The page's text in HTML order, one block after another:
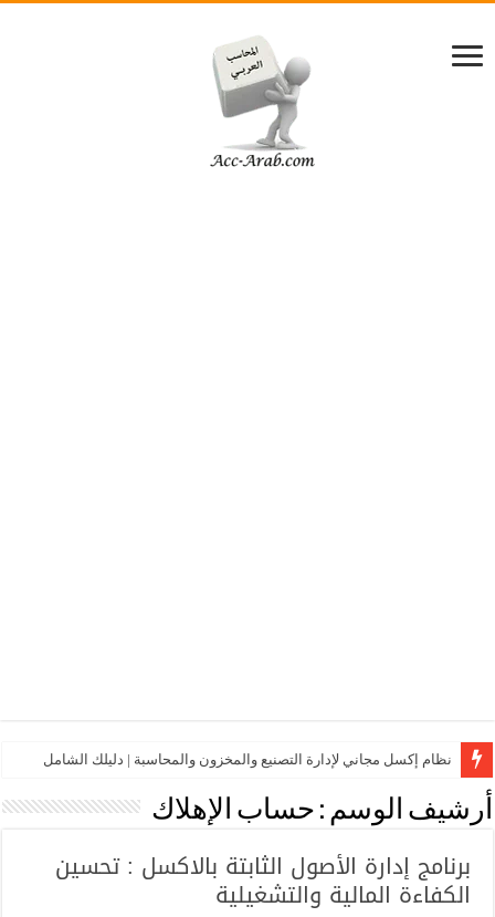
نظام إكسل مجاني لإدارة التصنيع والمخزون والمحاسبة | دليلك الشامل
أرشيف الوسم : حساب الإهلاك
برنامج إدارة الأصول الثابتة بالاكسل : تحسين
الكفاءة المالية والتشغيلية